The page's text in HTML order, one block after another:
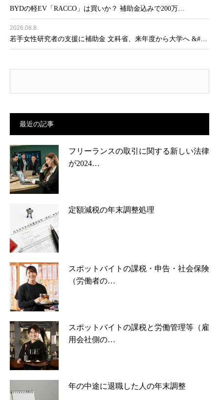
BYDの軽EV「RACCO」は買いか？ 補助金込みで200万…
2026.08.8
若手女性研究者の支援に補助金 文科省、来年度から大学へ &#…
最近の記事
フリーランスの取引に関する新しい法律
が2024…
定額減税の年末調整処理
スポットバイトの課税・申告・社会保険
（労働者の…
スポットバイトの課税と労働管理等（雇
用会社側の…
年の中途に退職した人の年末調整